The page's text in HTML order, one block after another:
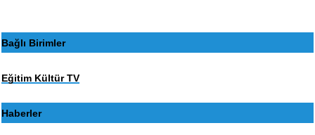
Bağlı Birimler
Eğitim Kültür TV
Haberler